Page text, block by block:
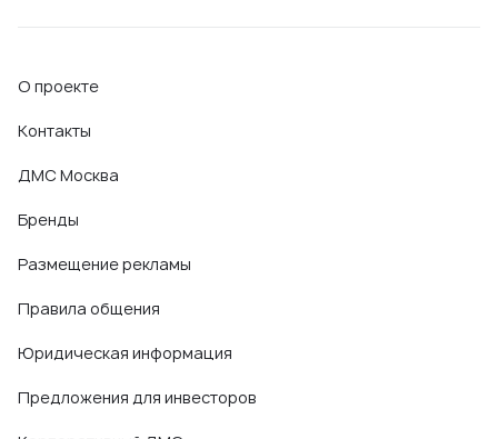
О проекте
Контакты
ДМС Москва
Бренды
Размещение рекламы
Правила общения
Юридическая информация
Предложения для инвесторов